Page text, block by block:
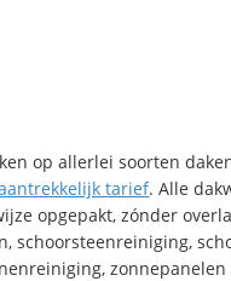
op allerlei soorten
tarief. Alle
opgepakt, zónder
schoorsteenreiniging,
zonnepanelen